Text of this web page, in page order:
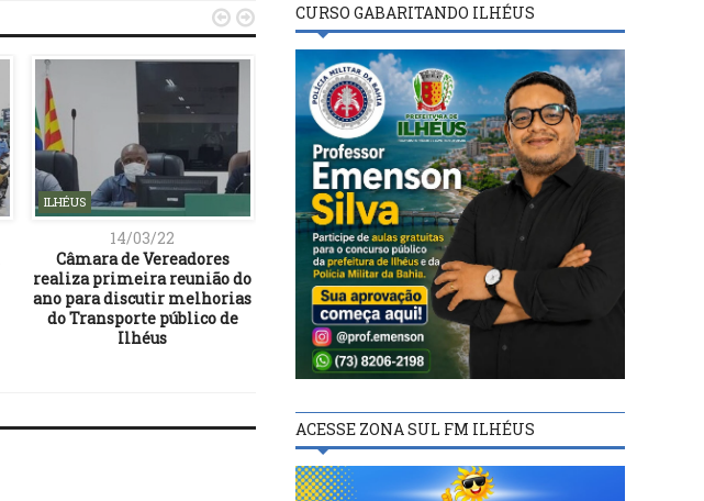
ILHÉUS
14/03/22
Câmara de Vereadores
realiza primeira reunião do
ano para discutir melhorias
do Transporte público de
Ilhéus
ILHÉUS
27/02/24
Semana da Mulher em
Ilhéus promove encontro
dedicado às Mulheres
Indígenas e Agricultoras
ILHÉUS
Prefeitura de Ilhéus
Japu serão as
  CURSO GABARITANDO ILHÉUS
ACESSE ZONA SUL FM ILHÉUS